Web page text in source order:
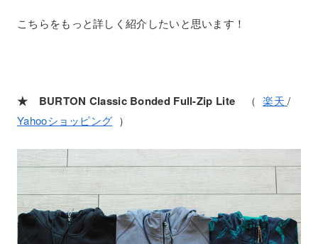
こちらをもっと詳しく紹介したいと思います！
★ BURTON Classic Bonded Full-Zip Lite （楽天/
Yahooショッピング ）